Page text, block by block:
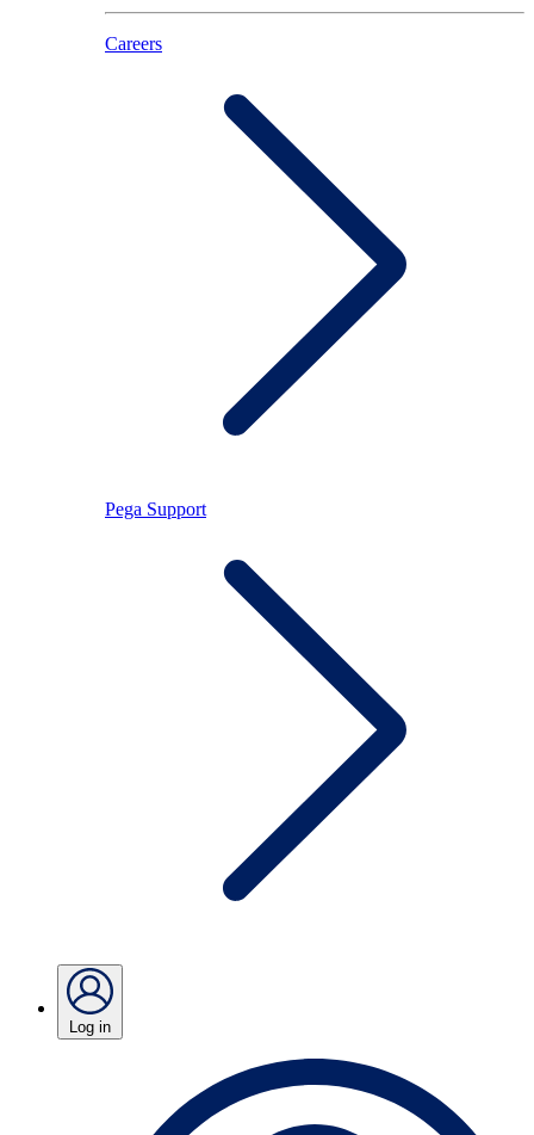
Careers
Pega Support
Log in